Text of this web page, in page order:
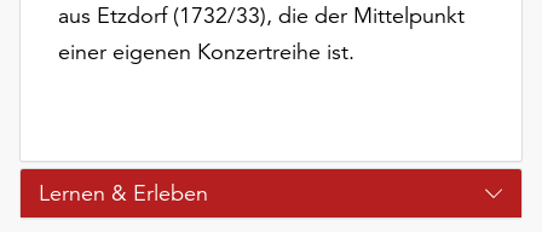
aus Etzdorf (1732/33), die der Mittelpunkt
einer eigenen Konzertreihe ist.
Lernen & Erleben